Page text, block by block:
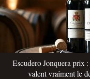
Escudero Jonquera prix
valent vraiment le